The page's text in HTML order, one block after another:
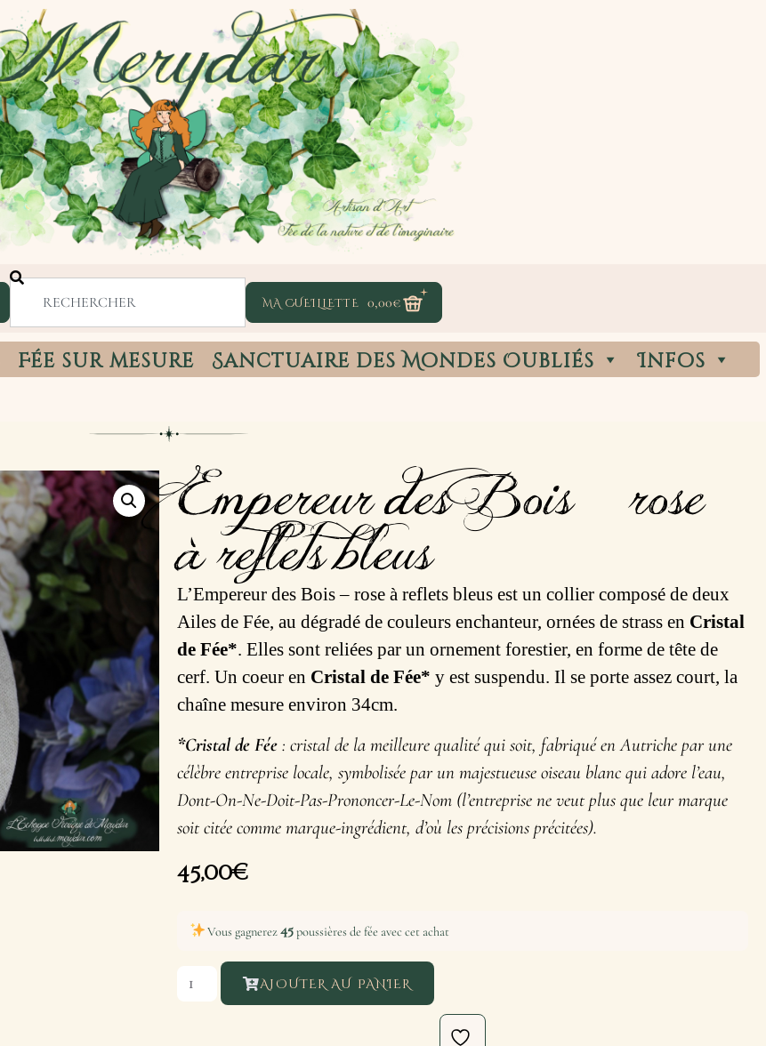
0,00€
Fée sur mesure Sanctuaire des Mondes Oubliés Infos
Empereur des Bois – rose
à reflets bleus
L’Empereur des Bois – rose à reflets bleus est un collier composé de deux
Ailes de Fée, au dégradé de couleurs enchanteur, ornées de strass en Cristal
de Fée*. Elles sont reliées par un ornement forestier, en forme de tête de
cerf. Un coeur en Cristal de Fée* y est suspendu. Il se porte assez court, la
chaîne mesure environ 34cm.
*Cristal de Fée : cristal de la meilleure qualité qui soit, fabriqué en Autriche par une
célèbre entreprise locale, symbolisée par un majestueuse oiseau blanc qui adore l’eau,
Dont-On-Ne-Doit-Pas-Prononcer-Le-Nom (l’entreprise ne veut plus que leur marque
soit citée comme marque-ingrédient, d’où les précisions précitées).
45,00€
Vous gagnerez45poussières de fée avec cet achat
AJOUTER AU PANIER